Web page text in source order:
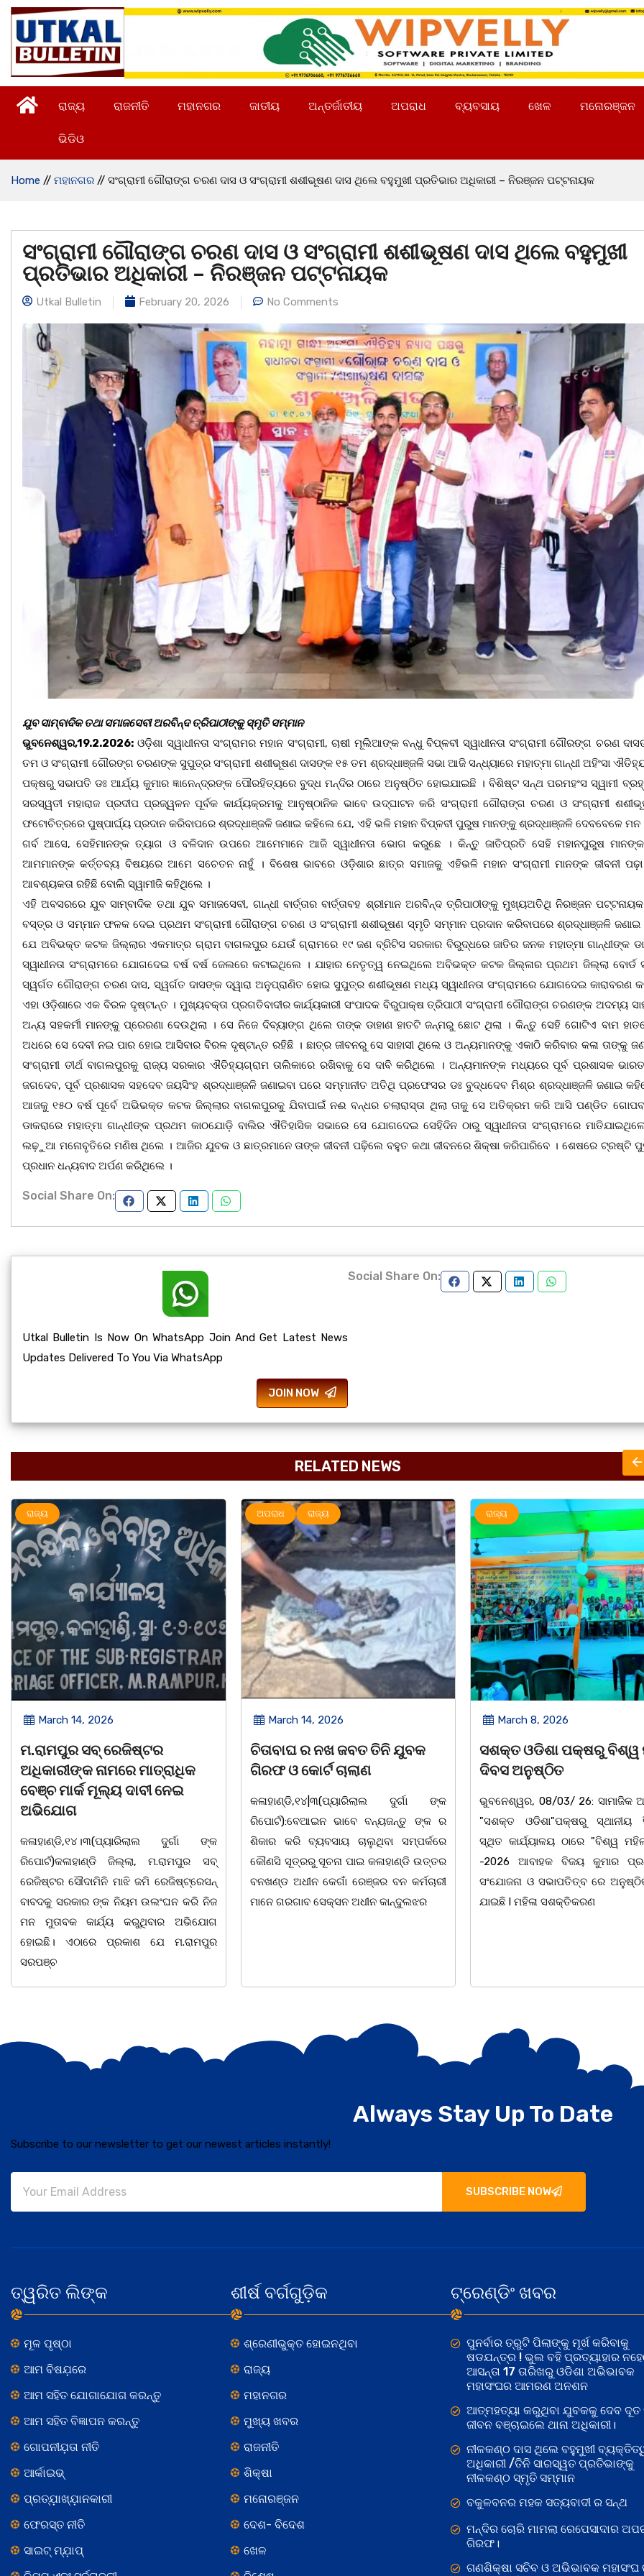
ରାଜ୍ୟ ରାଜନୀତି ମହାନଗର ଜାତୀୟ ଅନ୍ତର୍ଜାତୀୟ ଅପରାଧ ବ୍ୟବସାୟ ଖେଳ ମନୋରଞ୍ଜନ
ଭିଡିଓ
Home // ମହାନଗର // ସଂଗ୍ରାମୀ ଗୌରାଙ୍ଗ ଚରଣ ଦାସ ଓ ସଂଗ୍ରାମୀ ଶଶୀଭୂଷଣ ଦାସ ଥିଲେ ବହୁମୁଖୀ ପ୍ରତିଭାର ଅଧିକାରୀ – ନିରଞ୍ଜନ ପଟ୍ଟନାୟକ
ସଂଗ୍ରାମୀ ଗୌରାଙ୍ଗ ଚରଣ ଦାସ ଓ ସଂଗ୍ରାମୀ ଶଶୀଭୂଷଣ ଦାସ ଥିଲେ ବହୁମୁଖୀ
ପ୍ରତିଭାର ଅଧିକାରୀ – ନିରଞ୍ଜନ ପଟ୍ଟନାୟକ
Utkal Bulletin February 20, 2026 No Comments
ଯୁବ ସାମ୍ବାଦିକ ତଥା ସମାଜସେବୀ ଅରବିନ୍ଦ ତ୍ରିପାଠୀଙ୍କୁ ସ୍ମୃତି ସମ୍ମାନ
ଭୁବନେଶ୍ୱର,19.2.2026: ଓଡ଼ିଶା ସ୍ୱାଧୀନତା ସଂଗ୍ରାମର ମହାନ ସଂଗ୍ରାମୀ, ଚାଷୀ ମୂଲିଆଙ୍କ ବନ୍ଧୁ ବିପ୍ଳବୀ ସ୍ୱାଧୀନତା ସଂଗ୍ରାମୀ ଗୌରଙ୍ଗ ଚରଣ
ତମ ଓ ସଂଗ୍ରାମୀ ଗୌରଙ୍ଗ ଚରଣଙ୍କ ସୁପୁତ୍ର ସଂଗ୍ରାମୀ ଶଶୀଭୂଷଣ ଦାସଙ୍କ ୧୫ ତମ ଶ୍ରଦ୍ଧାଞ୍ଜଳି ସଭା ଆଜି ସନ୍ଧ୍ୟାରେ ମହାତ୍ମା ଗାନ୍ଧୀ ଅହିଂସା
ପକ୍ଷରୁ ସଭାପତି ଡଃ ଆର୍ଯ୍ୟ କୁମାର ଜ୍ଞାନେନ୍ଦ୍ରଙ୍କ ପୌରହିତ୍ୟରେ ବୁଦ୍ଧ ମନ୍ଦିର ଠାରେ ଅନୁଷ୍ଠିତ ହୋଇଯାଇଛି । ବିଶିଷ୍ଟ ସନ୍ଥ ପରମହଂସ ସ୍ୱାମୀ
ସରସ୍ୱତୀ ମହାରାଜ ପ୍ରଦୀପ ପ୍ରଜ୍ୱଳନ ପୂର୍ବକ କାର୍ଯ୍ୟକ୍ରମକୁ ଆନୁଷ୍ଠାନିକ ଭାବେ ଉଦ୍ଘାଟନ କରି ସଂଗ୍ରାମୀ ଗୌରାଙ୍ଗ ଚରଣ ଓ ସଂଗ୍ରାମୀ
ଫଟୋଚିତ୍ରରେ ପୁଷ୍ପାର୍ଘ୍ୟ ପ୍ରଦାନ କରିବାପରେ ଶ୍ରଦ୍ଧାଞ୍ଜଳି ଜଣାଇ କହିଲେ ଯେ, ଏହି ଭଳି ମହାନ ବିପ୍ଳବୀ ପୁରୁଷ ମାନଙ୍କୁ ଶ୍ରଦ୍ଧାଞ୍ଜଳି ଦେବବେଳେ
ଗର୍ବ ଆସେ, ସେହିମାନଙ୍କ ତ୍ୟାଗ ଓ ବଳିଦାନ ଉପରେ ଆମେମାନେ ଆଜି ସ୍ୱାଧୀନତା ଭୋଗ କରୁଛେ । କିନ୍ତୁ ଜାତିପ୍ରତି ସେହି ମହାନପୁରୁଷ
ଆମମାନଙ୍କ କର୍ତ୍ତବ୍ୟ ବିଷୟରେ ଆମେ ସଚେତନ ନାହୁଁ । ବିଶେଷ ଭାବରେ ଓଡ଼ିଶାର ଛାତ୍ର ସମାଜକୁ ଏହିଭଳି ମହାନ ସଂଗ୍ରାମୀ ମାନଙ୍କ ଜୀବନୀ
ଆବଶ୍ୟକତା ରହିଛି ବୋଲି ସ୍ୱାମୀଜି କହିଥିଲେ ।
ଏହି ଅବସରରେ ଯୁବ ସାମ୍ବାଦିକ ତଥା ଯୁବ ସମାଜସେବୀ, ଗାନ୍ଧୀ ବାର୍ତ୍ତାର ବାର୍ତ୍ତାବହ ଶ୍ରୀମାନ ଅରବିନ୍ଦ ତ୍ରିପାଠୀଙ୍କୁ ମୁଖ୍ୟଅତିଥି ନିରଞ୍ଜନ
ବସ୍ତ୍ର ଓ ସମ୍ମାନ ଫଳକ ଦେଇ ପ୍ରଥମ ସଂଗ୍ରାମୀ ଗୌରାଙ୍ଗ ଚରଣ ଓ ସଂଗ୍ରାମୀ ଶଶୀଭୂଷଣ ସ୍ମୃତି ସମ୍ମାନ ପ୍ରଦାନ କରିବାପରେ ଶ୍ରଦ୍ଧାଞ୍ଜଳି
ଯେ ଅବିଭକ୍ତ କଟକ ଜିଲ୍ଲାର ଏକମାତ୍ର ଗ୍ରାମ ବାଗଲପୁର ଯେଉଁ ଗ୍ରାମରେ ୧୯ ଜଣ ବ୍ରିଟିସ ସରକାର ବିରୁଦ୍ଧରେ ଜାତିର ଜନକ ମହାତ୍ମା ଗାନ୍ଧୀଙ୍କ
ସ୍ୱାଧୀନତା ସଂଗ୍ରାମରେ ଯୋଗଦେଇ ବର୍ଷ ବର୍ଷ ଜେଲରେ କଟାଇଥିଲେ । ଯାହାର ନେତୃତ୍ୱ ନେଇଥିଲେ ଅବିଭକ୍ତ କଟକ ଜିଲ୍ଳାର ପ୍ରଥମ ଜିଲ୍ଲା ବୋର୍ଡ
ସ୍ୱର୍ଗତ ଗୌରାଙ୍ଗ ଚରଣ ଦାସ, ସ୍ୱର୍ଗତ ଦାସଙ୍କ ଦ୍ୱାରା ଅନୁପ୍ରାଣିତ ହୋଇ ସୁପୁତ୍ର ଶଶୀଭୂଷଣ ମଧ୍ୟ ସ୍ୱାଧୀନତା ସଂଗ୍ରାମରେ ଯୋଗଦେଇ କାରାବରଣ
ଏହା ଓଡ଼ିଶାରେ ଏକ ବିରଳ ଦୃଷ୍ଟାନ୍ତ । ମୁଖ୍ୟବକ୍ତା ପ୍ରଗତିବାଦୀର କାର୍ଯ୍ୟକାରୀ ସଂପାଦକ ବିରୁପାକ୍ଷ ତ୍ରିପାଠୀ ସଂଗ୍ରାମୀ ଗୌରାଙ୍ଗ ଚରଣଙ୍କ ଅଦମ୍ୟ
ଅନ୍ୟ ସହକର୍ମୀ ମାନଙ୍କୁ ପ୍ରେରଣା ଦେଉଥିଲା । ସେ ନିଜେ ଦିବ୍ୟାଙ୍ଗ ଥିଲେ ତାଙ୍କ ଡାହାଣ ହାତଟି ଜନ୍ମରୁ ଛୋଟ ଥିଲା । କିନ୍ତୁ ସେହି ଗୋଟିଏ ବାମ
ଅଧରେ ସେ ଦେବୀ ନଇ ପାର ହୋଇ ଆସିବାର ବିରଳ ଦୃଷ୍ଟାନ୍ତ ରହିଛି । ଛାତ୍ର ଜୀବନରୁ ସେ ସାହାସୀ ଥିଲେ ଓ ଅନ୍ୟମାନଙ୍କୁ ଏକାଠି କରିବାର କଳା ତାଙ୍କୁ
ସଂଗ୍ରାମୀ ତୀର୍ଥ ବାଗଲପୁରକୁ ରାଜ୍ୟ ସରକାର ଐତିହ୍ୟଗ୍ରାମ ତାଲିକାରେ ରଖିବାକୁ ସେ ଦାବି କରିଥିଲେ । ଅନ୍ୟମାନଙ୍କ ମଧ୍ୟରେ ପୂର୍ବ ପ୍ରଶାସକ
ଜଗଦେବ, ପୂର୍ବ ପ୍ରଶାସକ ସହଦେବ ଜୟସିଂହ ଶ୍ରଦ୍ଧାଞ୍ଜଳି ଜଣାଇବା ପରେ ସମ୍ମାନୀତ ଅତିଥି ପ୍ରଫେସର ଡଃ ବୁଦ୍ଧଦେବ ମିଶ୍ର ଶ୍ରଦ୍ଧାଞ୍ଜଳି ଜଣାଇ
ଆଜକୁ ୧୫୦ ବର୍ଷ ପୂର୍ବେ ଅଭିଭକ୍ତ କଟକ ଜିଲ୍ଲାର ବାଗଲପୁରକୁ ଯିବାପାଇଁ ନଈ ବନ୍ଧର ଚଲାରାସ୍ତା ଥିଲା ତାକୁ ସେ ଅତିକ୍ରମ କରି ଆସି ପଣ୍ଡିତ
ଡାକରାରେ ମହାତ୍ମା ଗାନ୍ଧୀଙ୍କ ପ୍ରଥମ କାଠଯୋଡ଼ି ବାଲିର ଐତିହାସିକ ସଭାରେ ସେ ଯୋଗଦେଇ ସେହିଦିନ ଠାରୁ ସ୍ୱାଧୀନତା ସଂଗ୍ରାମରେ
ଲଢ଼ୁଆ ମନୋବୃତିରେ ମଣିଷ ଥିଲେ । ଆଜିର ଯୁବକ ଓ ଛାତ୍ରମାନେ ତାଙ୍କ ଜୀବନୀ ପଢ଼ିଲେ ବହୁତ କଥା ଜୀବନରେ ଶିକ୍ଷା କରିପାରିବେ । ଶେଷରେ ଟ୍ରଷ୍ଟି
ପ୍ରଧାନ ଧନ୍ୟବାଦ ଅର୍ପଣ କରିଥିଲେ ।
Social Share On:
Utkal Bulletin Is Now On WhatsApp Join And Get Latest News
Updates Delivered To You Via WhatsApp
JOIN NOW
Social Share On:
RELATED NEWS
ଅପରାଧ ରାଜ୍ୟ
March 14, 2026
ଚିତାବାଘ ର ନଖ ଜବତ ତିନି ଯୁବକ
ଗିରଫ ଓ କୋର୍ଟ ଚାଲାଣ
କଳାହାଣ୍ଡି,୧୪|୩(ପ୍ୟାରିଲାଲ ଦୁର୍ଗା ଙ୍କ
ଶିକାର କରି ବ୍ୟବସାୟ ଚାଲୁଥିବା ସମ୍ପର୍କରେ
କୌଣସି ସୂତ୍ରରୁ ସୂଚନା ପାଇ କଳାହାଣ୍ଡି ଉତ୍ତର
ବନଖଣ୍ଡ ଅଧୀନ କେଗାଁ ରେଞ୍ଜର ବନ କର୍ମଚାରୀ
ମାନେ ଗରଗାବ ସେକ୍ସନ ଅଧୀନ କାନ୍ଦୁଲଝର
ରାଜ୍ୟ
March 8, 2026
ସଶକ୍ତ ଓଡିଶା ପକ୍ଷରୁ ବିଶ୍ୱ ମହିଳା
ଦିବସ ଅନୁଷ୍ଠିତ
ଭୁବନେଶ୍ୱର, 08/03/ 26: ସାମାଜିକ ଅନୁଷ୍ଠାନ
"ସଶକ୍ତ ଓଡିଶା"ପକ୍ଷରୁ ସ୍ଥାନୀୟ ସିଆରପି
ସ୍ଥିତ କାର୍ଯ୍ୟାଳୟ ଠାରେ "ବିଶ୍ୱ ମହିଳା ଦିବସ
-2026 ଆବାହକ ବିଜୟ କୁମାର ପ୍ରଧାନଙ୍କ
ସଂଯୋଜନା ଓ ସଭାପତିତ୍ବ ରେ ଅନୁଷ୍ଠିତ ହୋଇ
ଯାଇଛି l ମହିଳା ସଶକ୍ତିକରଣ
ରାଜ୍ୟ
March 8, 2026
ଆନ୍ତର୍ଜାତୀୟ ମହିଳା ଦିବସ
ଉପଲକ୍ଷେ ନାଟକ ‘ଖାଣ୍ଟି ସୁନା’
ଚିଲିକା: ଆନ୍ତର୍ଜାତୀୟ ମହିଳା
ଅବସରରେ ବାଲୁଗାଁସ୍ଥିତ ମା'
ନିକେତନ ର ଓଡ଼ିଆ ଅସ୍ମିତା ଉପରେ
ନାଟକ "ଖାଣ୍ଟି ସୁନା" ଗୈ।ରୀ
ପ୍ରତିଷ୍ଠାନ, ଖୋର୍ଦ୍ଧା ଆନୁକୁଲ୍ୟରେ
ହୋଇଯାଇଛି। ଡ଼ଃ ପ୍ରଦୀପ ଭୈମିକ ଙ୍କ
Always Stay Up To Date
Subscribe to our newsletter to get our newest articles instantly!
SUBSCRIBE NOW
ତ୍ୱରିତ ଲିଙ୍କ
ମୂଳ ପୃଷ୍ଠା
ଆମ ବିଷଯ଼ରେ
ଆମ ସହିତ ଯୋଗାଯୋଗ କରନ୍ତୁ
ଆମ ସହିତ ବିଜ୍ଞାପନ କରନ୍ତୁ
ଗୋପନୀଯ଼ତା ନୀତି
ଆର୍କାଇଭ୍
ପ୍ରତ୍ଯ଼ାଖ୍ଯ଼ାନକାରୀ
ଫେରସ୍ତ ନୀତି
ସାଇଟ୍ ମ୍ଯ଼ାପ୍
ଶୀର୍ଷ ବର୍ଗଗୁଡ଼ିକ
ଶ୍ରେଣୀଭୁକ୍ତ ହୋଇନଥିବା
ରାଜ୍ୟ
ମହାନଗର
ମୁଖ୍ୟ ଖବର
ରାଜନୀତି
ଶିକ୍ଷା
ମନୋରଞ୍ଜନ
ଦେଶ- ବିଦେଶ
ଖେଳ
ଟ୍ରେଣ୍ଡିଂ ଖବର
ପୁନର୍ବାର ତ୍ରୁଟି ପିଲାଙ୍କୁ ମୂର୍ଖ କରିବାକୁ
ଷଡଯନ୍ତ୍ର ! ଭୁଲ ବହି ପ୍ରତ୍ୟାହାର
ଆସନ୍ତା 17 ତାରିଖରୁ ଓଡିଶା ଅଭିଭାବକ
ମହାସଂଘର ଆମରଣ ଅନଶନ
ଆତ୍ମହତ୍ୟା କରୁଥିବା ଯୁବକକୁ ଦେବ ଦୂତ
ଜୀବନ ବଞ୍ଚାଇଲେ ଥାନା ଅଧିକାରୀ।
ନୀଳକଣ୍ଠ ଦାସ ଥିଲେ ବହୁମୁଖୀ
ଅଧିକାରୀ /ତିନି ସାରସ୍ୱତ ପ୍ରତିଭାଙ୍କୁ
ନୀଳକଣ୍ଠ ସ୍ମୃତି ସମ୍ମାନ
ବକୁଳବନର ମହକ ସତ୍ୟବାଦୀ ର ସନ୍ଥ
ମନ୍ଦିର ଚୋରି ମାମଲା ରେପେସାଦାର
ଗିରଫ।
ଗଣଶିକ୍ଷା ସଚିବ ଓ ଅଭିଭାବକ ମହାସଂଘ